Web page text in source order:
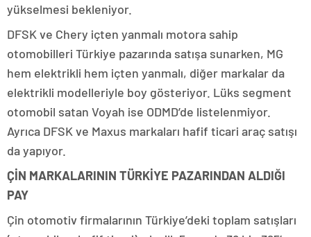
yükselmesi bekleniyor.
DFSK ve Chery içten yanmalı motora sahip
otomobilleri Türkiye pazarında satışa sunarken, MG
hem elektrikli hem içten yanmalı, diğer markalar da
elektrikli modelleriyle boy gösteriyor. Lüks segment
otomobil satan Voyah ise ODMD’de listelenmiyor.
Ayrıca DFSK ve Maxus markaları hafif ticari araç satışı
da yapıyor.
ÇİN MARKALARININ TÜRKİYE PAZARINDAN ALDIĞI
PAY
Çin otomotiv firmalarının Türkiye’deki toplam satışları